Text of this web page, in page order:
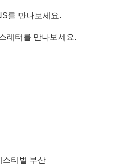
를 만나보세요.
레터를 만나보세요.